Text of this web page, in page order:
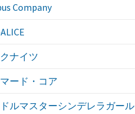
Company
ナイツ
ード・コア
ルマスターシンデレラガール